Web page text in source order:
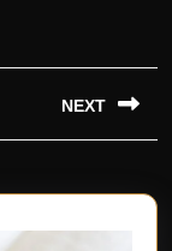
NEXT